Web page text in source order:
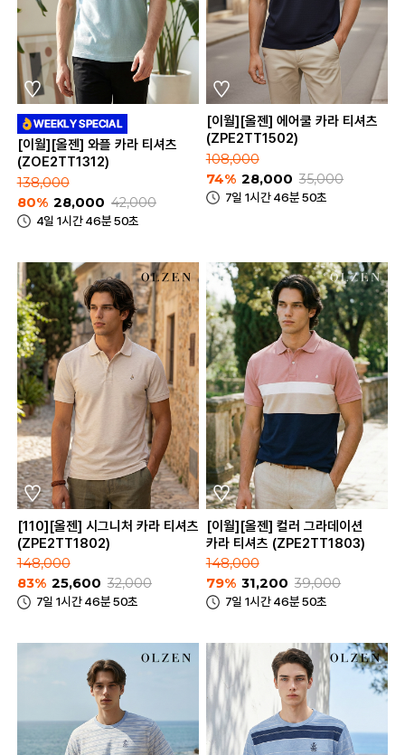
[이월][올젠] 와플 카라 티셔츠
(ZOE2TT1312)
138,000
80% 28,000 42,000
4일 1시간 46분 50초
[이월][올젠] 에어쿨 카라 티셔츠
(ZPE2TT1502)
108,000
74% 28,000 35,000
7일 1시간 46분 50초
[110][올젠] 시그니처 카라 티셔츠
(ZPE2TT1802)
148,000
83% 25,600 32,000
7일 1시간 46분 50초
[이월][올젠] 컬러 그라데이션
카라 티셔츠 (ZPE2TT1803)
148,000
79% 31,200 39,000
7일 1시간 46분 50초